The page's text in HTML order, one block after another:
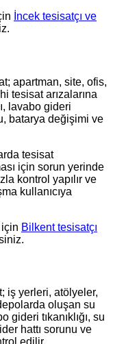
İncek tesisatçı ve
apartman, site, ofis,
tesisat arızalarına
lavabo gideri
batarya değişimi ve
tesisat
için sorun yerinde
kontrol yapılır ve
kullanıcıya
Bilkent tesisatçı
iş yerleri, atölyeler,
oluşan su
gideri tıkanıklığı, su
hattı sorunu ve